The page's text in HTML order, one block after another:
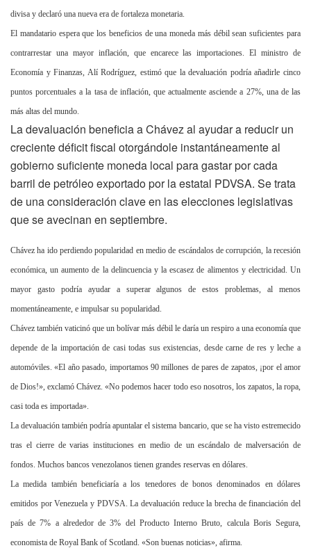
divisa y declaró una nueva era de fortaleza monetaria.
El mandatario espera que los beneficios de una moneda más débil sean suficientes para
contrarrestar una mayor inflación, que encarece las importaciones. El ministro de
Economía y Finanzas, Alí Rodríguez, estimó que la devaluación podría añadirle cinco
puntos porcentuales a la tasa de inflación, que actualmente asciende a 27%, una de las
más altas del mundo.
La devaluación beneficia a Chávez al ayudar a reducir un
creciente déficit fiscal otorgándole instantáneamente al
gobierno suficiente moneda local para gastar por cada
barril de petróleo exportado por la estatal PDVSA. Se trata
de una consideración clave en las elecciones legislativas
que se avecinan en septiembre.
Chávez ha ido perdiendo popularidad en medio de escándalos de corrupción, la recesión
económica, un aumento de la delincuencia y la escasez de alimentos y electricidad. Un
mayor gasto podría ayudar a superar algunos de estos problemas, al menos
momentáneamente, e impulsar su popularidad.
Chávez también vaticinó que un bolívar más débil le daría un respiro a una economía que
depende de la importación de casi todas sus existencias, desde carne de res y leche a
automóviles. «El año pasado, importamos 90 millones de pares de zapatos, ¡por el amor
de Dios!», exclamó Chávez. «No podemos hacer todo eso nosotros, los zapatos, la ropa,
casi toda es importada».
La devaluación también podría apuntalar el sistema bancario, que se ha visto estremecido
tras el cierre de varias instituciones en medio de un escándalo de malversación de
fondos. Muchos bancos venezolanos tienen grandes reservas en dólares.
La medida también beneficiaría a los tenedores de bonos denominados en dólares
emitidos por Venezuela y PDVSA. La devaluación reduce la brecha de financiación del
país de 7% a alrededor de 3% del Producto Interno Bruto, calcula Boris Segura,
economista de Royal Bank of Scotland. «Son buenas noticias», afirma.